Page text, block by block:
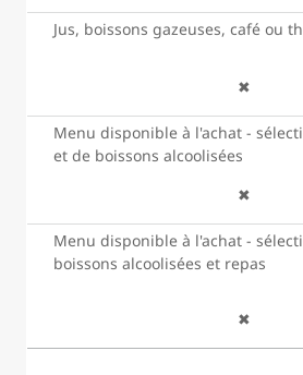
Jus, boissons gazeuses, café ou
✖
Menu disponible à l'achat -
et de boissons alcoolisées
✖
Menu disponible à l'achat -
boissons alcoolisées et repas
✖